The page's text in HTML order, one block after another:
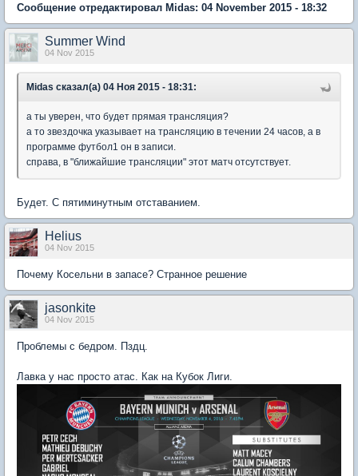
Сообщение отредактировал Midas: 04 November 2015 - 18:32
Summer Wind
04 Nov 2015
Midas сказал(а) 04 Ноя 2015 - 18:31:
а ты уверен, что будет прямая трансляция?
а то звездочка указывает на трансляцию в течении 24 часов, а в
программе футбол1 он в записи.
справа, в "ближайшие трансляции" этот матч отсутствует.
Будет. С пятиминутным отставанием.
Helius
04 Nov 2015
Почему Косельни в запасе? Странное решение
jasonkite
04 Nov 2015
Проблемы с бедром. Пздц.
Лавка у нас просто атас. Как на Кубок Лиги.